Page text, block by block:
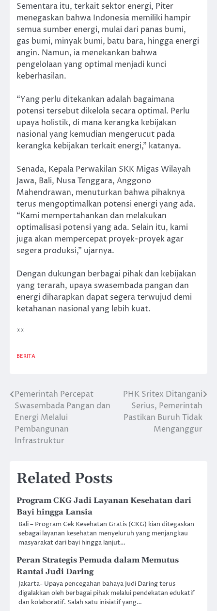
Sementara itu, terkait sektor energi, Piter
menegaskan bahwa Indonesia memiliki hampir
semua sumber energi, mulai dari panas bumi,
gas bumi, minyak bumi, batu bara, hingga energi
angin. Namun, ia menekankan bahwa
pengelolaan yang optimal menjadi kunci
keberhasilan.
“Yang perlu ditekankan adalah bagaimana
potensi tersebut dikelola secara optimal. Perlu
upaya holistik, di mana kerangka kebijakan
nasional yang kemudian mengerucut pada
kerangka kebijakan terkait energi,” katanya.
Senada, Kepala Perwakilan SKK Migas Wilayah
Jawa, Bali, Nusa Tenggara, Anggono
Mahendrawan, menuturkan bahwa pihaknya
terus mengoptimalkan potensi energi yang ada.
“Kami mempertahankan dan melakukan
optimalisasi potensi yang ada. Selain itu, kami
juga akan mempercepat proyek-proyek agar
segera produksi,” ujarnya.
Dengan dukungan berbagai pihak dan kebijakan
yang terarah, upaya swasembada pangan dan
energi diharapkan dapat segera terwujud demi
ketahanan nasional yang lebih kuat.
**
BERITA
Post
navigation
Pemerintah Percepat
Swasembada Pangan dan
Energi Melalui
Pembangunan
Infrastruktur
PHK Sritex Ditangani
Serius, Pemerintah
Pastikan Buruh Tidak
Menganggur
Related Posts
Program CKG Jadi Layanan Kesehatan dari
Bayi hingga Lansia
Bali – Program Cek Kesehatan Gratis (CKG) kian ditegaskan
sebagai layanan kesehatan menyeluruh yang menjangkau
masyarakat dari bayi hingga lanjut…
Peran Strategis Pemuda dalam Memutus
Rantai Judi Daring
Jakarta- Upaya pencegahan bahaya Judi Daring terus
digalakkan oleh berbagai pihak melalui pendekatan edukatif
dan kolaboratif. Salah satu inisiatif yang…